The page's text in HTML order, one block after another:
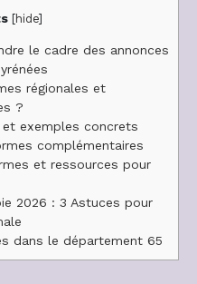
[hide]
le cadre des annonces
régionales et
?
exemples concrets
complémentaires
et ressources pour
2026 : 3 Astuces pour
dans le département 65